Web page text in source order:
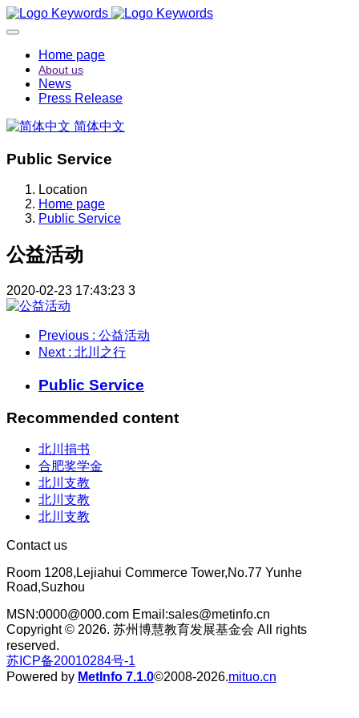
Home page
About us
News
Press Release
简体中文
Public Service
Location
Home page
Public Service
公益活动
2020-02-23 17:43:23 3
Previous : 公益活动
Next : 北川之行
Public Service
Recommended content
北川捐书
合肥奖学金
北川支教
北川支教
北川支教
Contact us
Room 1208,Lejiahui Commerce Tower,No.77 Yunhe
Road,Suzhou
MSN:0000@000.com Email:sales@metinfo.cn
Copyright © 2026. 苏州博慧教育发展基金会 All rights
reserved.
苏ICP备20010284号-1
Powered by MetInfo 7.1.0©2008-2026.mituo.cn